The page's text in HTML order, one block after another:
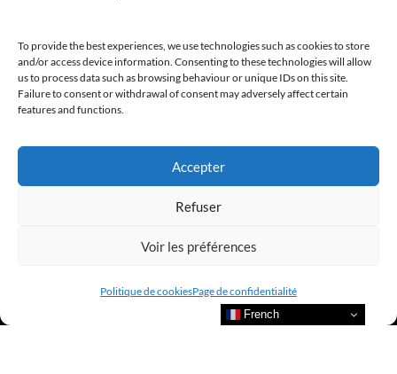
To provide the best experiences, we use technologies such as cookies to store
and/or access device information. Consenting to these technologies will allow
us to process data such as browsing behaviour or unique IDs on this site.
Failure to consent or withdrawal of consent may adversely affect certain
features and functions.
Accepter
Refuser
Voir les préférences
Politique de cookiesPage de confidentialité
@clubamilcar
LUXURY SELECTIONS BY CLUB AMILCAR
French